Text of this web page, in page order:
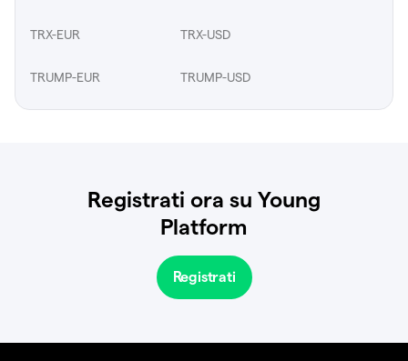
TRX-EUR TRX-USD
TRUMP-EUR TRUMP-USD
Registrati ora su Young
Platform
Registrati